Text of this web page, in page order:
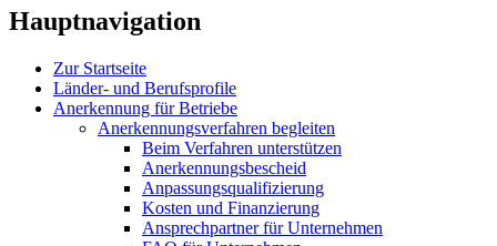
Hauptnavigation
Zur Startseite
Länder- und Berufsprofile
Anerkennung für Betriebe
Anerkennungsverfahren begleiten
Beim Verfahren unterstützen
Anerkennungsbescheid
Anpassungsqualifizierung
Kosten und Finanzierung
Ansprechpartner für Unternehmen